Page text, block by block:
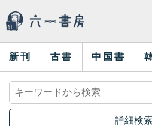
新刊 古書 中国書
詳細検索